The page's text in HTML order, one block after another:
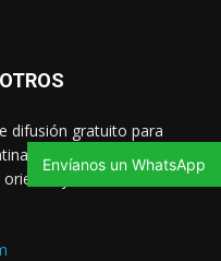
difusión gratuito para
las noticias de artes
y contenido valioso
Envíanos un WhatsApp